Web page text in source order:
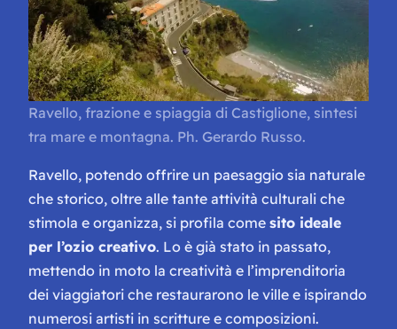
Ravello, frazione e spiaggia di Castiglione, sintesi
tra mare e montagna. Ph. Gerardo Russo.
Ravello, potendo offrire un paesaggio sia naturale
che storico, oltre alle tante attività culturali che
stimola e organizza, si profila come sito ideale
per l’ozio creativo. Lo è già stato in passato,
mettendo in moto la creatività e l’imprenditoria
dei viaggiatori che restaurarono le ville e ispirando
numerosi artisti in scritture e composizioni.